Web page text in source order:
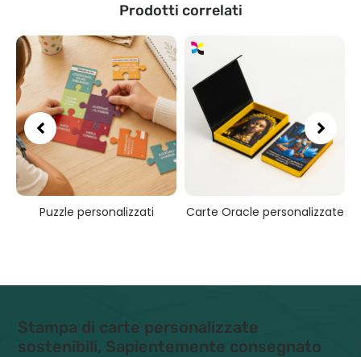
Prodotti correlati
Puzzle personalizzati Carte Oracle personalizzate
Stampa di carte personalizzate
sostenibili, Sapientemente consegnato